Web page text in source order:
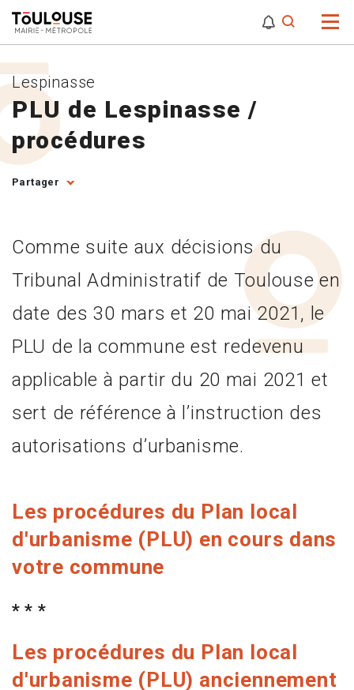
PLU de Lespinasse /
procédures
Lespinasse
Partager
Comme suite aux décisions du
Tribunal Administratif de Toulouse en
date des 30 mars et 20 mai 2021, le
PLU de la commune est redevenu
applicable à partir du 20 mai 2021 et
sert de référence à l’instruction des
autorisations d’urbanisme.
Les procédures du Plan local
d'urbanisme (PLU) en cours dans
votre commune
* * *
Les procédures du Plan local
d'urbanisme (PLU) anciennement